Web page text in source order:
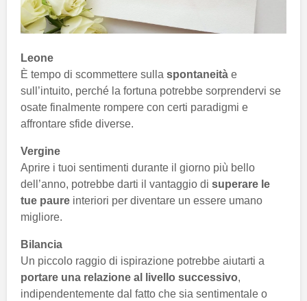
Leone
È tempo di scommettere sulla spontaneità e
sull’intuito, perché la fortuna potrebbe sorprendervi se
osate finalmente rompere con certi paradigmi e
affrontare sfide diverse.
Vergine
Aprire i tuoi sentimenti durante il giorno più bello
dell’anno, potrebbe darti il vantaggio di superare le
tue paure interiori per diventare un essere umano
migliore.
Bilancia
Un piccolo raggio di ispirazione potrebbe aiutarti a
portare una relazione al livello successivo,
indipendentemente dal fatto che sia sentimentale o